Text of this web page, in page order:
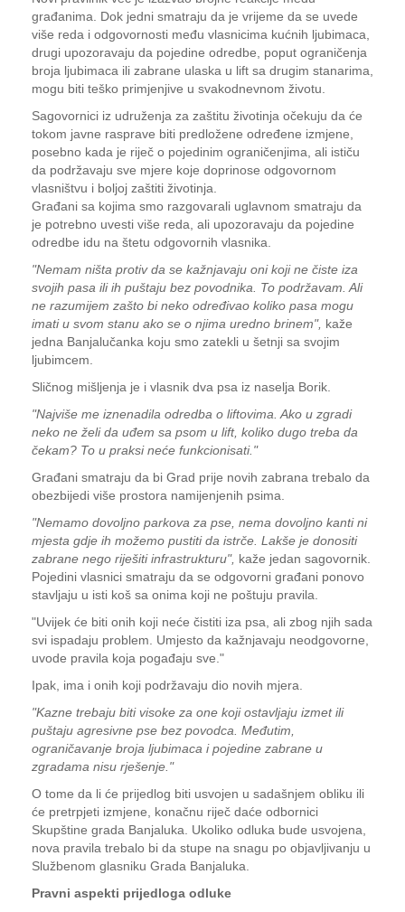
građanima. Dok jedni smatraju da je vrijeme da se uvede
više reda i odgovornosti među vlasnicima kućnih ljubimaca,
drugi upozoravaju da pojedine odredbe, poput ograničenja
broja ljubimaca ili zabrane ulaska u lift sa drugim stanarima,
mogu biti teško primjenjive u svakodnevnom životu.
Sagovornici iz udruženja za zaštitu životinja očekuju da će
tokom javne rasprave biti predložene određene izmjene,
posebno kada je riječ o pojedinim ograničenjima, ali ističu
da podržavaju sve mjere koje doprinose odgovornom
vlasništvu i boljoj zaštiti životinja.
Građani sa kojima smo razgovarali uglavnom smatraju da
je potrebno uvesti više reda, ali upozoravaju da pojedine
odredbe idu na štetu odgovornih vlasnika.
"Nemam ništa protiv da se kažnjavaju oni koji ne čiste iza
svojih pasa ili ih puštaju bez povodnika. To podržavam. Ali
ne razumijem zašto bi neko određivao koliko pasa mogu
imati u svom stanu ako se o njima uredno brinem", kaže
jedna Banjalučanka koju smo zatekli u šetnji sa svojim
ljubimcem.
Sličnog mišljenja je i vlasnik dva psa iz naselja Borik.
"Najviše me iznenadila odredba o liftovima. Ako u zgradi
neko ne želi da uđem sa psom u lift, koliko dugo treba da
čekam? To u praksi neće funkcionisati."
Građani smatraju da bi Grad prije novih zabrana trebalo da
obezbijedi više prostora namijenjenih psima.
"Nemamo dovoljno parkova za pse, nema dovoljno kanti ni
mjesta gdje ih možemo pustiti da istrče. Lakše je donositi
zabrane nego riješiti infrastrukturu", kaže jedan sagovornik.
Pojedini vlasnici smatraju da se odgovorni građani ponovo
stavljaju u isti koš sa onima koji ne poštuju pravila.
"Uvijek će biti onih koji neće čistiti iza psa, ali zbog njih sada
svi ispadaju problem. Umjesto da kažnjavaju neodgovorne,
uvode pravila koja pogađaju sve."
Ipak, ima i onih koji podržavaju dio novih mjera.
"Kazne trebaju biti visoke za one koji ostavljaju izmet ili
puštaju agresivne pse bez povodca. Međutim,
ograničavanje broja ljubimaca i pojedine zabrane u
zgradama nisu rješenje."
O tome da li će prijedlog biti usvojen u sadašnjem obliku ili
će pretrpjeti izmjene, konačnu riječ daće odbornici
Skupštine grada Banjaluka. Ukoliko odluka bude usvojena,
nova pravila trebalo bi da stupe na snagu po objavljivanju u
Službenom glasniku Grada Banjaluka.
Pravni aspekti prijedloga odluke